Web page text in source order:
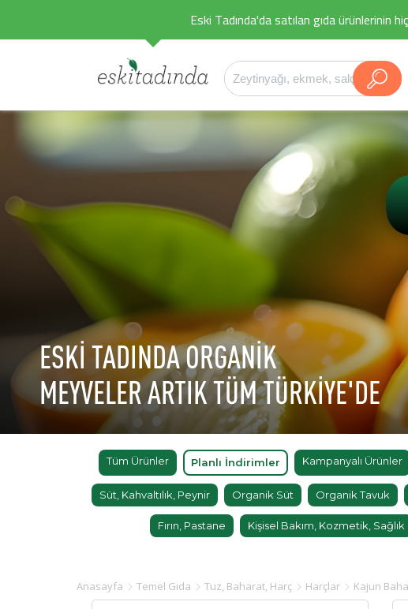
Eski Tadında'da satılan gıda ürünlerinin
ESKİ TADINDA ORGANİK
MEYVELER ARTIK TÜM TÜRKİYE'DE
Tüm Ürünler Planlı İndirimler Kampanyalı Ürünler
Süt, Kahvaltılık, Peynir Organik Süt Organik Tavuk
Fırın, Pastane Kişisel Bakım, Kozmetik, Sağlık
Anasayfa Temel Gıda Tuz, Baharat, Harç Harçlar Kajun